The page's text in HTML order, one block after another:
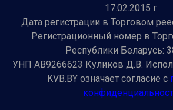
17.02.2015 г.
Дата регистрации в Торговом
Регистрационный номер в
Республики Беларусь:
УНП AB9266623 Куликов Д.В.
KVB.BY означает согласие с